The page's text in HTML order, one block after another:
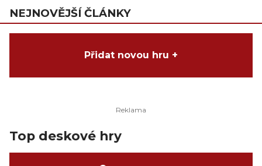
NEJNOVĚJŠÍ ČLÁNKY
Přidat novou hru +
Top deskové hry